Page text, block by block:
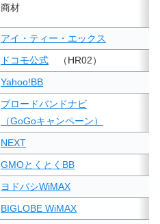
商材
アイ・ティー・エックス
ドコモ公式 （HR02）
Yahoo!BB
ブロードバンドナビ
（GoGoキャンペーン）
NEXT
GMOとくとくBB
ヨドバシWiMAX
BIGLOBE WiMAX